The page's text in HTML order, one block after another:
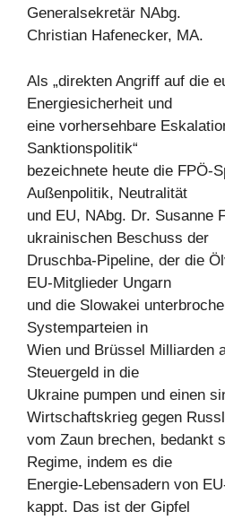
Generalsekretär NAbg.
Christian Hafenecker, MA.
Als „direkten Angriff auf die
Energiesicherheit und
eine vorhersehbare
Sanktionspolitik“
bezeichnete heute die FPÖ-
Außenpolitik, Neutralität
und EU, NAbg. Dr. Susanne
ukrainischen Beschuss der
Druschba-Pipeline, der die
EU-Mitglieder Ungarn
und die Slowakei
Systemparteien in
Wien und Brüssel Milliarden
Steuergeld in die
Ukraine pumpen und einen
Wirtschaftskrieg gegen
vom Zaun brechen, bedankt
Regime, indem es die
Energie-Lebensadern von
kappt. Das ist der Gipfel